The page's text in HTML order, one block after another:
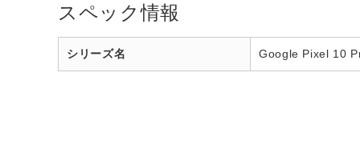
スペック情報
シリーズ名 Google Pixel 10